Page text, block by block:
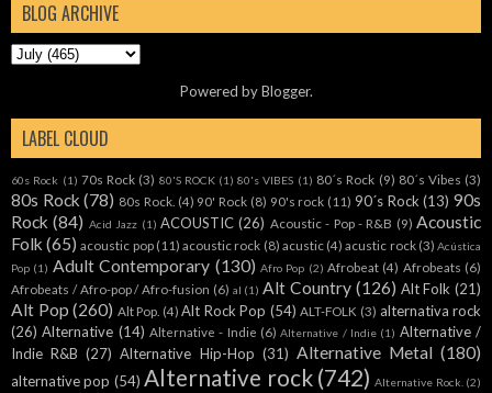
BLOG ARCHIVE
Powered byBlogger.
LABEL CLOUD
60s Rock (1) 70s Rock (3) 80'S ROCK (1) 80's VIBES (1) 80´s Rock (9) 80´s Vibes (3)
80s Rock (78) 80s Rock. (4) 90' Rock (8) 90's rock (11) 90´s Rock (13) 90s
Rock (84) Acid Jazz (1) ACOUSTIC (26) Acoustic - Pop - R&B (9) Acoustic
Folk (65) acoustic pop (11) acoustic rock (8) acustic (4) acustic rock (3) Acústica
Pop (1) Adult Contemporary (130) Afro Pop (2) Afrobeat (4) Afrobeats (6)
Afrobeats / Afro-pop / Afro-fusion (6) al (1) Alt Country (126) Alt Folk (21)
Alt Pop (260) Alt Pop. (4) Alt Rock Pop (54) ALT-FOLK (3) alternativa rock
(26) Alternative (14) Alternative - Indie (6) Alternative / Indie (1) Alternative /
Indie R&B (27) Alternative Hip-Hop (31) Alternative Metal (180)
alternative pop (54) Alternative rock (742) Alternative Rock. (2)